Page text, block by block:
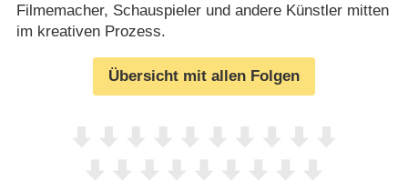
Filmemacher, Schauspieler und andere Künstler mitten
im kreativen Prozess.
Übersicht mit allen Folgen